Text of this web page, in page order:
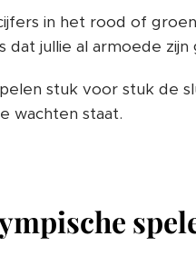
in het rood of
dat jullie al armoede zijn
stuk voor stuk de
wachten staat.